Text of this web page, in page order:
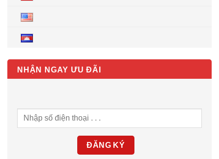
NHẬN NGAY ƯU ĐÃI